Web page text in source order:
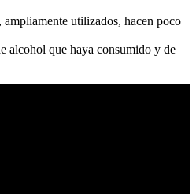
utilizados, hacen poco
alcohol que haya consumido y de